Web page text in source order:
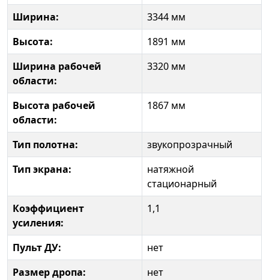
Ширина:
3344 мм
Высота:
1891 мм
Ширина рабочей
области:
3320 мм
Высота рабочей
области:
1867 мм
Тип полотна:
звукопрозрачный
Тип экрана:
натяжной
стационарный
Коэффициент
усиления:
1,1
Пульт ДУ:
нет
Размер дропа:
нет